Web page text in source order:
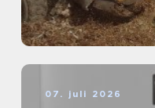
07. juli 2026